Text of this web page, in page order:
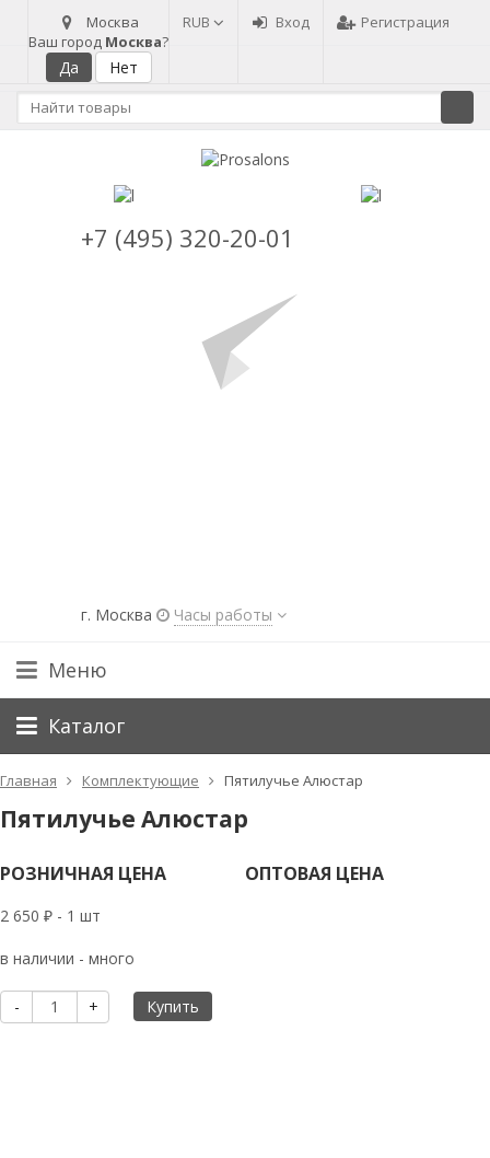
Москва
Ваш город Москва?
RUB Вход Регистрация
+7 (495) 320-20-01
г. Москва Часы работы
Меню
Каталог
Главная Комплектующие Пятилучье Алюстар
Пятилучье Алюстар
РОЗНИЧНАЯ ЦЕНА ОПТОВАЯ ЦЕНА
2 650 ₽ - 1 шт
в наличии - много
- +